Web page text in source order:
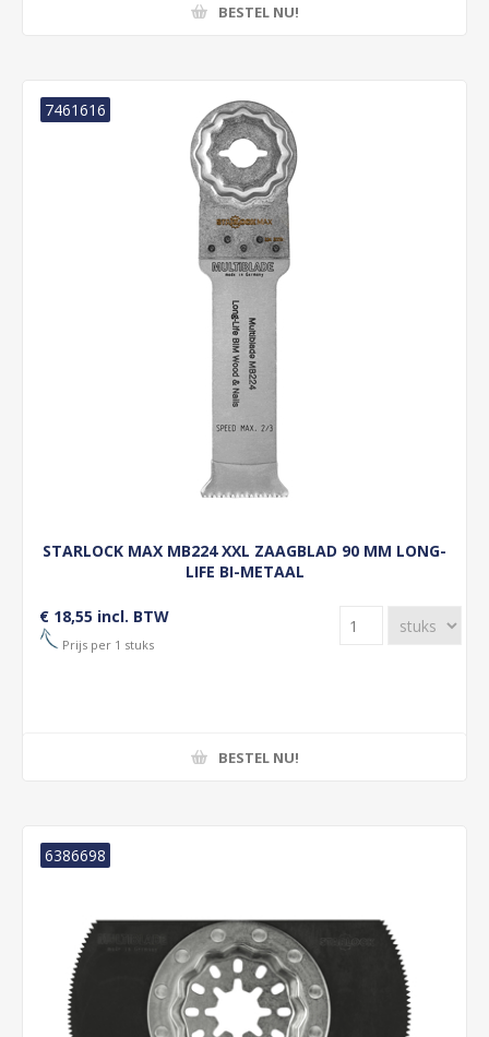
BESTEL NU!
STARLOCK MAX MB224 XXL ZAAGBLAD 90 MM LONG-
LIFE BI-METAAL
7461616
€ 18,55 incl. BTW
Prijs per 1 stuks
BESTEL NU!
6386698